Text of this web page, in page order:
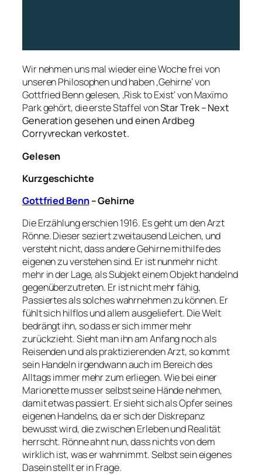
Wir nehmen uns mal wieder eine Woche frei von
unseren Philosophen und haben ‚Gehirne‘ von
Gottfried Benn gelesen, ‚Risk to Exist‘ von Maxïmo
Park gehört, die erste Staffel vonStar Trek – Next
Generation gesehen und einen Ardbeg
Corryvreckan verkostet.
Gelesen
Kurzgeschichte
Gottfried Benn– Gehirne
Die Erzählung erschien 1916. Es geht um den Arzt
Rönne. Dieser seziert zweitausend Leichen, und
versteht nicht, dass andere Gehirne mithilfe des
eigenen zu verstehen sind. Er ist nunmehr nicht
mehr in der Lage, als Subjekt einem Objekt handelnd
gegenüberzutreten. Er ist nicht mehr fähig,
Passiertes als solches wahrnehmen zu können. Er
fühlt sich hilflos und allem ausgeliefert. Die Welt
bedrängt ihn, so dass er sich immer mehr
zurückzieht. Sieht man ihn am Anfang noch als
Reisenden und als praktizierenden Arzt, so kommt
sein Handeln irgendwann auch im Bereich des
Alltags immer mehr zum erliegen. Wie bei einer
Marionette muss er selbst seine Hände nehmen,
damit etwas passiert. Er sieht sich als Opfer seines
eigenen Handelns, da er sich der Diskrepanz
bewusst wird, die zwischen Erleben und Realität
herrscht. Rönne ahnt nun, dass nichts von dem
wirklich ist, was er wahrnimmt. Selbst sein eigenes
Dasein stellt er in Frage.